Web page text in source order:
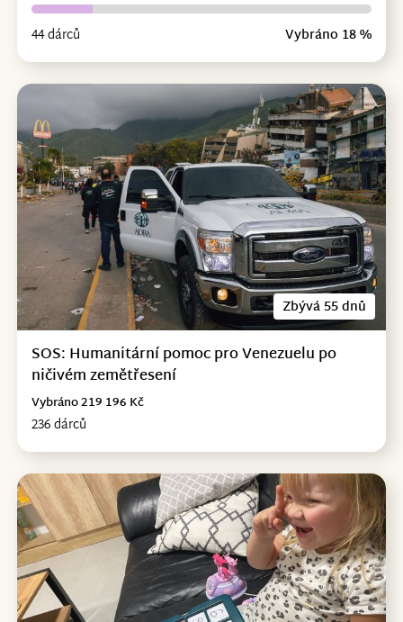
44 dárců Vybráno 18 %
Zbývá 55 dnů
SOS: Humanitární pomoc pro Venezuelu po
ničivém zemětřesení
236 dárců
Vybráno 219 196 Kč